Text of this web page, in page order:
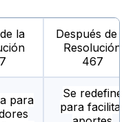
nuevos tipos de
como TDP, TAP,
la
Después de la
Resolución
467
para
Se redefine
para facilitar